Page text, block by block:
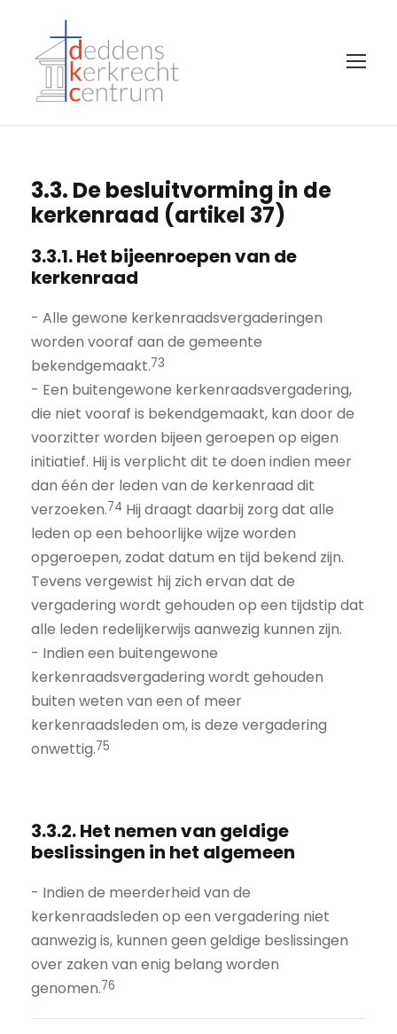
3.3. De besluitvorming in de
kerkenraad (artikel 37)
3.3.1. Het bijeenroepen van de
kerkenraad
- Alle gewone kerkenraadsvergaderingen
worden vooraf aan de gemeente
bekendgemaakt.73
- Een buitengewone kerkenraadsvergadering,
die niet vooraf is bekendgemaakt, kan door de
voorzitter worden bijeen geroepen op eigen
initiatief. Hij is verplicht dit te doen indien meer
dan één der leden van de kerkenraad dit
verzoeken.74 Hij draagt daarbij zorg dat alle
leden op een behoorlijke wijze worden
opgeroepen, zodat datum en tijd bekend zijn.
Tevens vergewist hij zich ervan dat de
vergadering wordt gehouden op een tijdstip dat
alle leden redelijkerwijs aanwezig kunnen zijn.
- Indien een buitengewone
kerkenraadsvergadering wordt gehouden
buiten weten van een of meer
kerkenraadsleden om, is deze vergadering
onwettig.75
3.3.2. Het nemen van geldige
beslissingen in het algemeen
- Indien de meerderheid van de
kerkenraadsleden op een vergadering niet
aanwezig is, kunnen geen geldige beslissingen
over zaken van enig belang worden
genomen.76